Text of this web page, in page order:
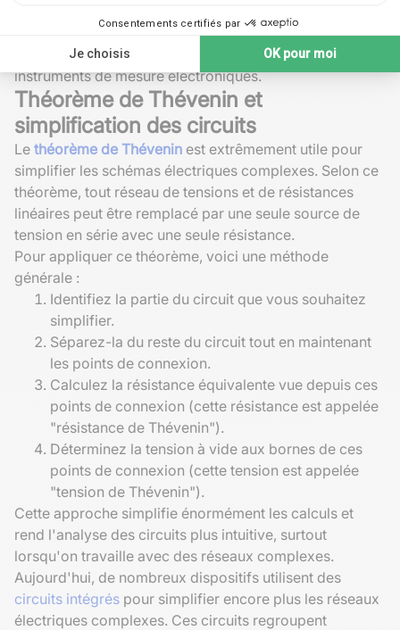
peut alors déterminer la valeur de la quatrième
résistance. Ce principe est largement utilisé dans les
instruments de mesure électroniques.
Théorème de Thévenin et
simplification des circuits
Le théorème de Thévenin est extrêmement utile pour
simplifier les schémas électriques complexes. Selon ce
théorème, tout réseau de tensions et de résistances
linéaires peut être remplacé par une seule source de
tension en série avec une seule résistance.
Pour appliquer ce théorème, voici une méthode
générale :
Identifiez la partie du circuit que vous souhaitez
simplifier.
Séparez-la du reste du circuit tout en maintenant
les points de connexion.
Calculez la résistance équivalente vue depuis ces
points de connexion (cette résistance est appelée
"résistance de Thévenin").
Déterminez la tension à vide aux bornes de ces
points de connexion (cette tension est appelée
"tension de Thévenin").
Cette approche simplifie énormément les calculs et
rend l'analyse des circuits plus intuitive, surtout
lorsqu'on travaille avec des réseaux complexes.
Aujourd'hui, de nombreux dispositifs utilisent des
circuits intégrés pour simplifier encore plus les réseaux
électriques complexes. Ces circuits regroupent